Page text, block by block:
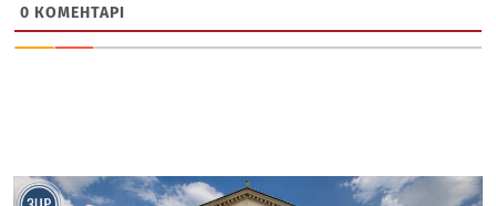
0 КОМЕНТАРІ